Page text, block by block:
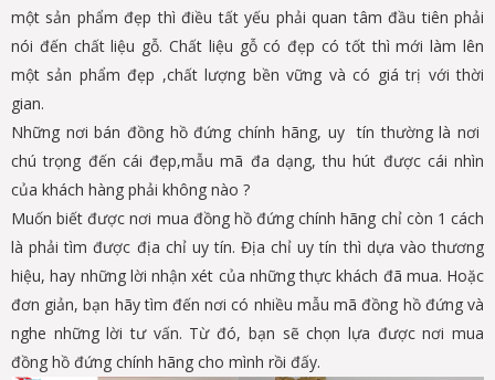
một sản phẩm đẹp thì điều tất yếu phải quan tâm đầu tiên phải
nói đến chất liệu gỗ. Chất liệu gỗ có đẹp có tốt thì mới làm lên
một sản phẩm đẹp ,chất lượng bền vững và có giá trị với thời
gian.
Những nơi bán đồng hồ đứng chính hãng, uy tín thường là nơi
chú trọng đến cái đẹp,mẫu mã đa dạng, thu hút được cái nhìn
của khách hàng phải không nào ?
Muốn biết được nơi mua đồng hồ đứng chính hãng chỉ còn 1 cách
là phải tìm được địa chỉ uy tín. Địa chỉ uy tín thì dựa vào thương
hiệu, hay những lời nhận xét của những thực khách đã mua. Hoặc
đơn giản, bạn hãy tìm đến nơi có nhiều mẫu mã đồng hồ đứng và
nghe những lời tư vấn. Từ đó, bạn sẽ chọn lựa được nơi mua
đồng hồ đứng chính hãng cho mình rồi đấy.